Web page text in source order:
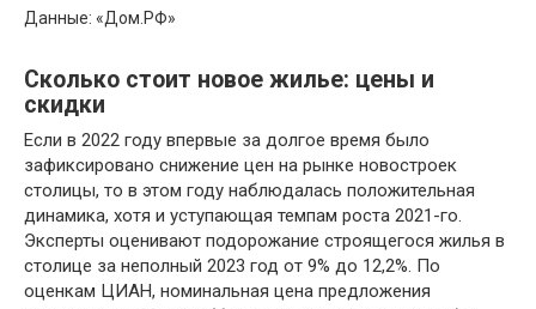
Данные: «Дом.РФ»
Сколько стоит новое жилье: цены и
скидки
Если в 2022 году впервые за долгое время было
зафиксировано снижение цен на рынке новостроек
столицы, то в этом году наблюдалась положительная
динамика, хотя и уступающая темпам роста 2021-го.
Эксперты оценивают подорожание строящегося жилья в
столице за неполный 2023 год от 9% до 12,2%. По
оценкам ЦИАН, номинальная цена предложения